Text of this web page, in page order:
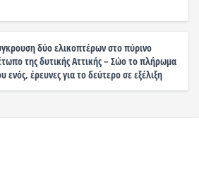
δύο ελικοπτέρων στο πύρινο
της δυτικής Αττικής – Σώο το πλήρωμα
ενός, έρευνες για το δεύτερο σε εξέλιξη